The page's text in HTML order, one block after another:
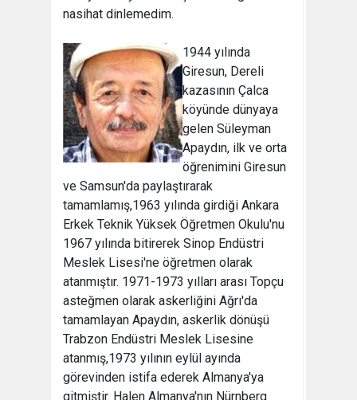
nasihat dinlemedim.
1944 yılında
Giresun, Dereli
kazasının Çalca
köyünde dünyaya
gelen Süleyman
Apaydın, ilk ve orta
öğrenimini Giresun
ve Samsun'da paylaştırarak
tamamlamış,1963 yılında girdiği Ankara
Erkek Teknik Yüksek Öğretmen Okulu'nu
1967 yılında bitirerek Sinop Endüstri
Meslek Lisesi'ne öğretmen olarak
atanmıştır. 1971-1973 yılları arası Topçu
asteğmen olarak askerliğini Ağrı'da
tamamlayan Apaydın, askerlik dönüşü
Trabzon Endüstri Meslek Lisesine
atanmış,1973 yılının eylül ayında
görevinden istifa ederek Almanya'ya
gitmiştir. Halen Almanya'nın Nürnberg